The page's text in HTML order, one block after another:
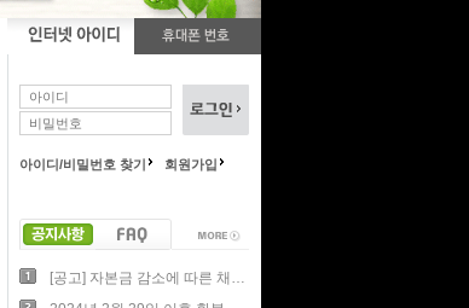
아이디/비밀번호 찾기 회원가입
[공고] 자본금 감소에 따른 채권자이의제출공고